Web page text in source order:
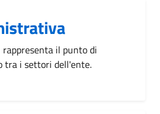
il punto di
tra i settori dell'ente.